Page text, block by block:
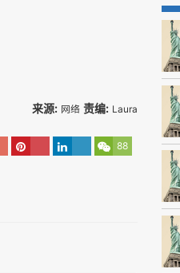
来源: 网络 责编: Laura
88